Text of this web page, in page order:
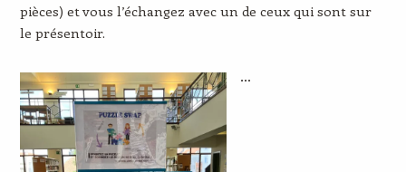
pièces) et vous l’échangez avec un de ceux qui sont sur
le présentoir.
…